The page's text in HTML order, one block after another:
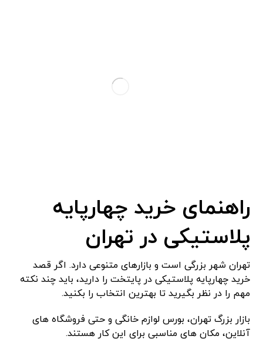
راهنمای خرید چهارپایه
پلاستیکی در تهران
تهران شهر بزرگی است و بازارهای متنوعی دارد. اگر قصد
خرید چهارپایه پلاستیکی در پایتخت را دارید، باید چند نکته
مهم را در نظر بگیرید تا بهترین انتخاب را بکنید.
بازار بزرگ تهران، بورس لوازم خانگی و حتی فروشگاه ‌های
آنلاین، مکان ‌های مناسبی برای این کار هستند.